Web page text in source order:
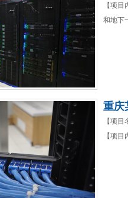
【项
和地下
重庆
【项
【项